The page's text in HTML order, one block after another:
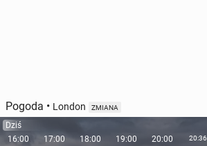
Pogoda • London ZMIANA
Dziś
16:00
17:00 18:00 19:00 20:00 20:36